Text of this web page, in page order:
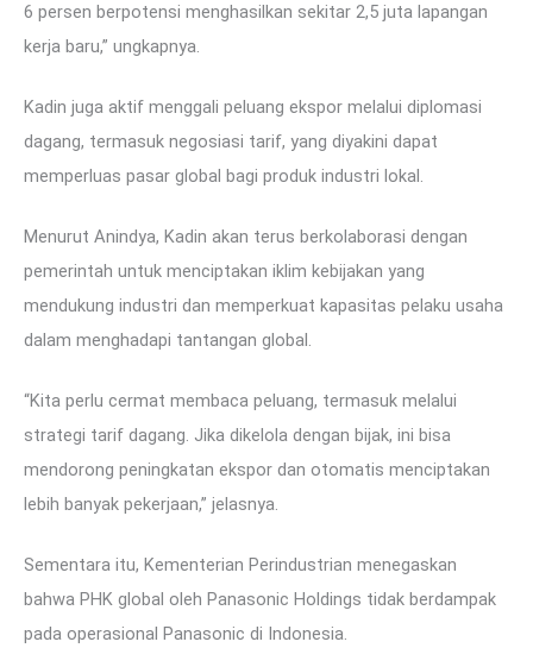
6 persen berpotensi menghasilkan sekitar 2,5 juta lapangan
kerja baru,” ungkapnya.
Kadin juga aktif menggali peluang ekspor melalui diplomasi
dagang, termasuk negosiasi tarif, yang diyakini dapat
memperluas pasar global bagi produk industri lokal.
Menurut Anindya, Kadin akan terus berkolaborasi dengan
pemerintah untuk menciptakan iklim kebijakan yang
mendukung industri dan memperkuat kapasitas pelaku usaha
dalam menghadapi tantangan global.
“Kita perlu cermat membaca peluang, termasuk melalui
strategi tarif dagang. Jika dikelola dengan bijak, ini bisa
mendorong peningkatan ekspor dan otomatis menciptakan
lebih banyak pekerjaan,” jelasnya.
Sementara itu, Kementerian Perindustrian menegaskan
bahwa PHK global oleh Panasonic Holdings tidak berdampak
pada operasional Panasonic di Indonesia.